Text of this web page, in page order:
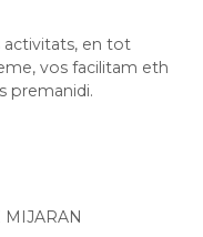
activitats, en tot
vos facilitam eth
premanidi.
MIJARAN